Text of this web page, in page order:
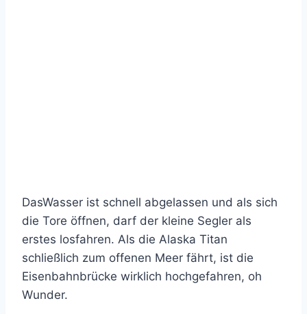
DasWasser ist schnell abgelassen und als sich
die Tore öffnen, darf der kleine Segler als
erstes losfahren. Als die Alaska Titan
schließlich zum offenen Meer fährt, ist die
Eisenbahnbrücke wirklich hochgefahren, oh
Wunder.